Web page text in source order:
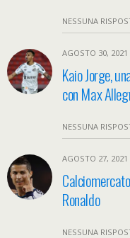
NESSUNA
AGOSTO 30, 2021
Kaio Jorge,
con Max
NESSUNA
AGOSTO 27, 2021
Ronaldo
NESSUNA